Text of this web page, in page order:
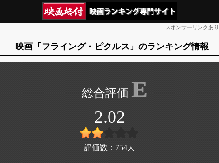
スポンサーリンクあり
映画「フライング・ピクルス」のランキング情報
E
2.02
評価数： 754 人